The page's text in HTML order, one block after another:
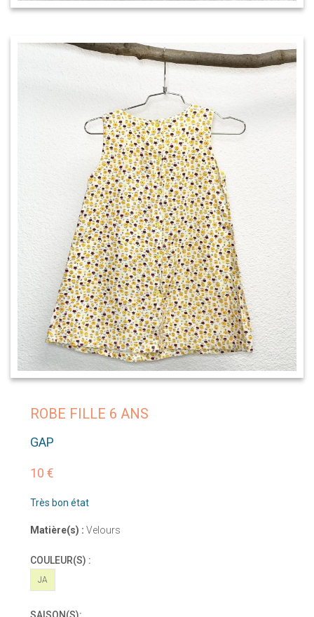
ROBE FILLE 6 ANS
GAP
10 €
Très bon état
Matière(s) : Velours
COULEUR(S) :
JA